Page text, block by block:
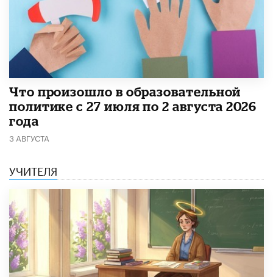
​Что произошло в образовательной
политике с 27 июля по 2 августа 2026
года
3 АВГУСТА
УЧИТЕЛЯ